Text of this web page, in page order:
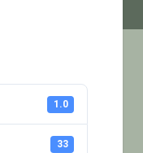
1.0
33